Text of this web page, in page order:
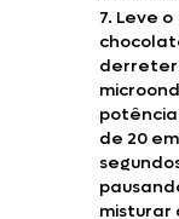
7. Leve o
derreter
de 20
misturar